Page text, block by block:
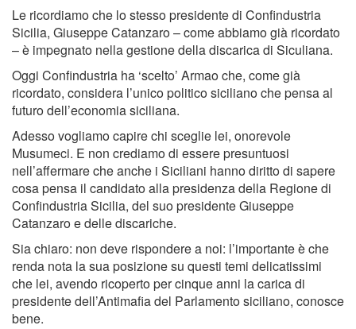
Le ricordiamo che lo stesso presidente di Confindustria
Sicilia, Giuseppe Catanzaro – come abbiamo già ricordato
– è impegnato nella gestione della discarica di Siculiana.
Oggi Confindustria ha ‘scelto’ Armao che, come già
ricordato, considera l’unico politico siciliano che pensa al
futuro dell’economia siciliana.
Adesso vogliamo capire chi sceglie lei, onorevole
Musumeci. E non crediamo di essere presuntuosi
nell’affermare che anche i Siciliani hanno diritto di sapere
cosa pensa il candidato alla presidenza della Regione di
Confindustria Sicilia, del suo presidente Giuseppe
Catanzaro e delle discariche.
Sia chiaro: non deve rispondere a noi: l’importante è che
renda nota la sua posizione su questi temi delicatissimi
che lei, avendo ricoperto per cinque anni la carica di
presidente dell’Antimafia del Parlamento siciliano, conosce
bene.